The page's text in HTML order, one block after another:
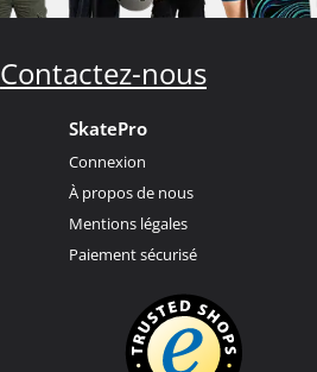
Contactez-nous
SkatePro
Connexion
À propos de nous
Mentions légales
Paiement sécurisé